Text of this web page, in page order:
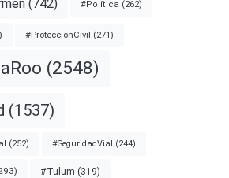
(742) #Política (262)
#ProtecciónCivil (271)
(2548)
(1537)
(252) #SeguridadVial (244)
#Tulum (319)